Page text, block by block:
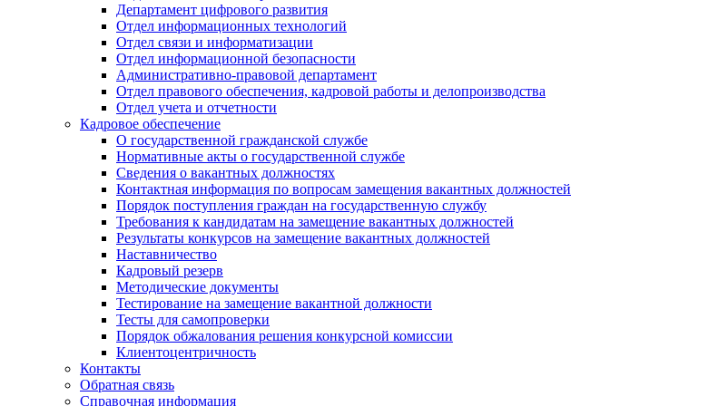
Департамент цифрового развития
Отдел информационных технологий
Отдел связи и информатизации
Отдел информационной безопасности
Административно-правовой департамент
Отдел правового обеспечения, кадровой работы и делопроизводства
Отдел учета и отчетности
Кадровое обеспечение
О государственной гражданской службе
Нормативные акты о государственной службе
Сведения о вакантных должностях
Контактная информация по вопросам замещения вакантных должностей
Порядок поступления граждан на государственную службу
Требования к кандидатам на замещение вакантных должностей
Результаты конкурсов на замещение вакантных должностей
Наставничество
Кадровый резерв
Методические документы
Тестирование на замещение вакантной должности
Тесты для самопроверки
Порядок обжалования решения конкурсной комиссии
Клиентоцентричность
Контакты
Обратная связь
Справочная информация